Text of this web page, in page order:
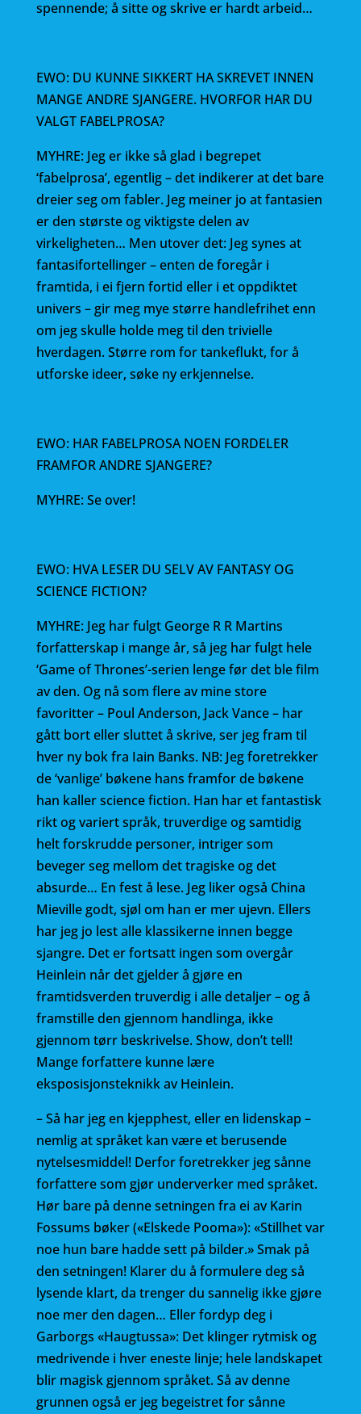
spennende; å sitte og skrive er hardt arbeid…
EWO: DU KUNNE SIKKERT HA SKREVET INNEN
MANGE ANDRE SJANGERE. HVORFOR HAR DU
VALGT FABELPROSA?
MYHRE: Jeg er ikke så glad i begrepet
‘fabelprosa’, egentlig – det indikerer at det bare
dreier seg om fabler. Jeg meiner jo at fantasien
er den største og viktigste delen av
virkeligheten… Men utover det: Jeg synes at
fantasifortellinger – enten de foregår i
framtida, i ei fjern fortid eller i et oppdiktet
univers – gir meg mye større handlefrihet enn
om jeg skulle holde meg til den trivielle
hverdagen. Større rom for tankeflukt, for å
utforske ideer, søke ny erkjennelse.
EWO: HAR FABELPROSA NOEN FORDELER
FRAMFOR ANDRE SJANGERE?
MYHRE: Se over!
EWO: HVA LESER DU SELV AV FANTASY OG
SCIENCE FICTION?
MYHRE: Jeg har fulgt George R R Martins
forfatterskap i mange år, så jeg har fulgt hele
‘Game of Thrones’-serien lenge før det ble film
av den. Og nå som flere av mine store
favoritter – Poul Anderson, Jack Vance – har
gått bort eller sluttet å skrive, ser jeg fram til
hver ny bok fra Iain Banks. NB: Jeg foretrekker
de ‘vanlige’ bøkene hans framfor de bøkene
han kaller science fiction. Han har et fantastisk
rikt og variert språk, truverdige og samtidig
helt forskrudde personer, intriger som
beveger seg mellom det tragiske og det
absurde… En fest å lese. Jeg liker også China
Mieville godt, sjøl om han er mer ujevn. Ellers
har jeg jo lest alle klassikerne innen begge
sjangre. Det er fortsatt ingen som overgår
Heinlein når det gjelder å gjøre en
framtidsverden truverdig i alle detaljer – og å
framstille den gjennom handlinga, ikke
gjennom tørr beskrivelse. Show, don’t tell!
Mange forfattere kunne lære
eksposisjonsteknikk av Heinlein.
– Så har jeg en kjepphest, eller en lidenskap –
nemlig at språket kan være et berusende
nytelsesmiddel! Derfor foretrekker jeg sånne
forfattere som gjør underverker med språket.
Hør bare på denne setningen fra ei av Karin
Fossums bøker («Elskede Pooma»): «Stillhet var
noe hun bare hadde sett på bilder.» Smak på
den setningen! Klarer du å formulere deg så
lysende klart, da trenger du sannelig ikke gjøre
noe mer den dagen… Eller fordyp deg i
Garborgs «Haugtussa»: Det klinger rytmisk og
medrivende i hver eneste linje; hele landskapet
blir magisk gjennom språket. Så av denne
grunnen også er jeg begeistret for sånne